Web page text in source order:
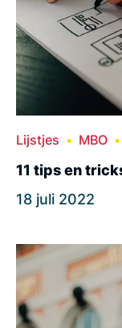
Lijstjes MBO
11 tips en
18 juli 2022